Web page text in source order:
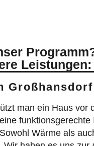
Leistungen:
man ein Haus
Wärme als